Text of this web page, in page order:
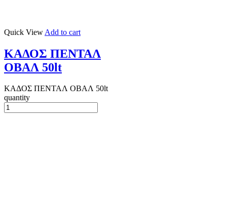
Quick View Add to cart
ΚΑΔΟΣ ΠΕΝΤΑΛ
ΟΒΑΛ 50lt
ΚΑΔΟΣ ΠΕΝΤΑΛ ΟΒΑΛ 50lt
quantity